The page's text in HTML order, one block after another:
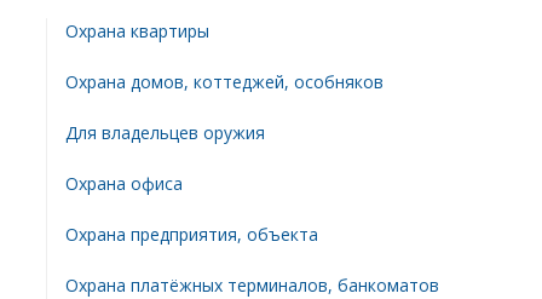
Охрана квартиры
Охрана домов, коттеджей, особняков
Для владельцев оружия
Охрана офиса
Охрана предприятия, объекта
Охрана платёжных терминалов, банкоматов